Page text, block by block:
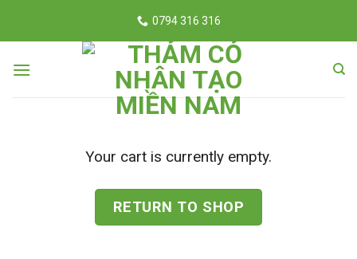
0794 316 316
Your cart is currently empty.
RETURN TO SHOP